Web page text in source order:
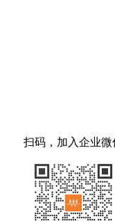
扫码，加入企业微